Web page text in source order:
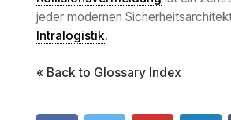
jeder modernen
Intralogistik.
« Back to Glossary Index